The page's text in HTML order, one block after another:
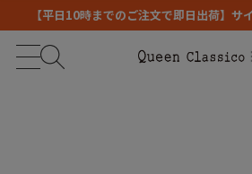
【平日10時までのご注文で即日出荷】サ